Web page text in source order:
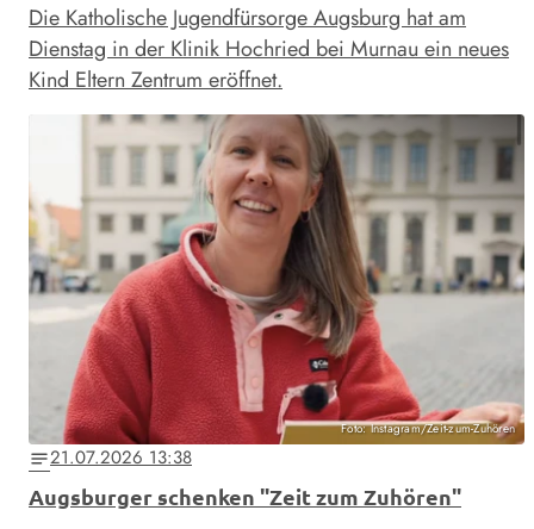
Die Katholische Jugendfürsorge Augsburg hat am
Dienstag in der Klinik Hochried bei Murnau ein neues
Kind Eltern Zentrum eröffnet.
Foto: Instagram/Zeit-zum-Zuhören
notes21.07.2026 13:38
Augsburger schenken "Zeit zum Zuhören"